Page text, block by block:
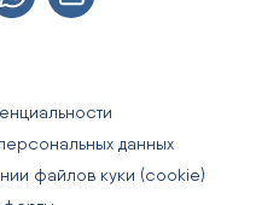
данных
файлов куки (cookie)